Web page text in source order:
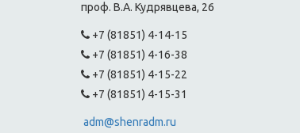
проф. В.А. Кудрявцева, 26
+7 (81851) 4-14-15
+7 (81851) 4-16-38
+7 (81851) 4-15-22
+7 (81851) 4-15-31
adm@shenradm.ru